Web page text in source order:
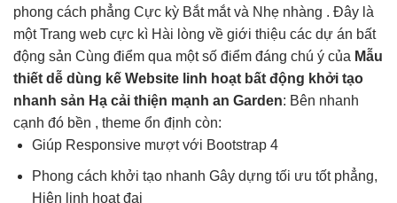
phong cách phẳng Cực kỳ Bắt mắt và Nhẹ nhàng . Đây là
một Trang web cực kì Hài lòng về giới thiệu các dự án bất
động sản Cùng điểm qua một số điểm đáng chú ý của Mẫu
thiết dễ dùng kế Website linh hoạt bất động khởi tạo
nhanh sản Hạ cải thiện mạnh an Garden: Bên nhanh
cạnh đó bền , theme ổn định còn:
Giúp Responsive mượtvới Bootstrap 4
Phong cách khởi tạo nhanh Gây dựng tối ưu tốtphẳng,
Hiện linh hoạtđại